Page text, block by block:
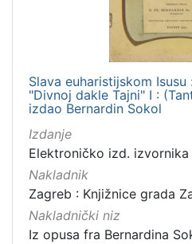
Slava euharistijskom
"Divnoj dakle Tajni" I :
izdao Bernardin Sokol
Izdanje
Elektroničko izd.
Nakladnik
Zagreb : Knjižnice grada
Nakladnički niz
Iz opusa fra Bernardina